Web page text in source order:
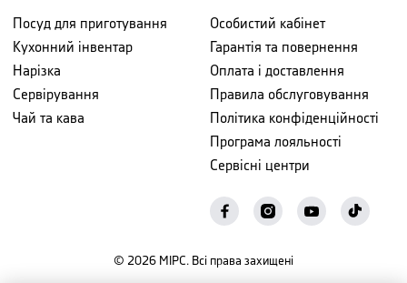
Посуд для приготування
Кухонний інвентар
Нарізка
Сервірування
Чай та кава
Особистий кабінет
Гарантія та повернення
Оплата і доставлення
Правила обслуговування
Політика конфіденційності
Програма лояльності
Сервісні центри
© 2026 МІРС. Всі права захищені